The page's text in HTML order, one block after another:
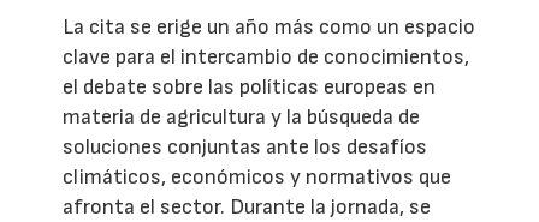
La cita se erige un año más como un espacio
clave para el intercambio de conocimientos,
el debate sobre las políticas europeas en
materia de agricultura y la búsqueda de
soluciones conjuntas ante los desafíos
climáticos, económicos y normativos que
afronta el sector. Durante la jornada, se